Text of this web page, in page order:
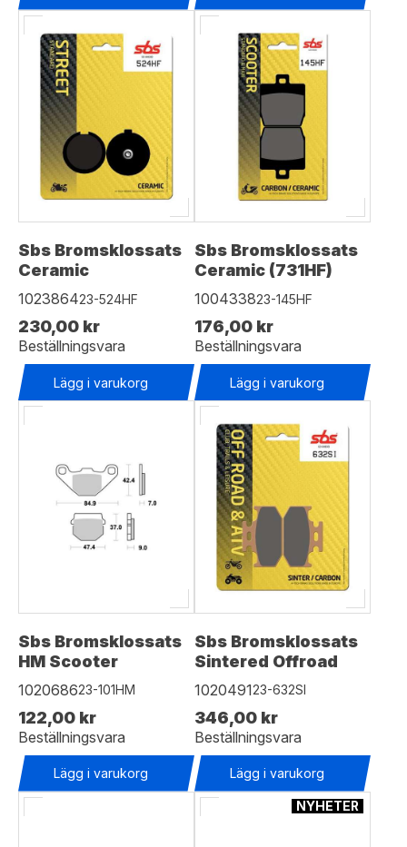
Sbs Bromsklossats
Ceramic
102386423-524HF
230,00 kr
Beställningsvara
Lägg i varukorg
Sbs Bromsklossats
Ceramic (731HF)
100433823-145HF
176,00 kr
Beställningsvara
Lägg i varukorg
Sbs Bromsklossats
HM Scooter
102068623-101HM
122,00 kr
Beställningsvara
Lägg i varukorg
Sbs Bromsklossats
Sintered Offroad
102049123-632SI
346,00 kr
Beställningsvara
Lägg i varukorg
NYHETER